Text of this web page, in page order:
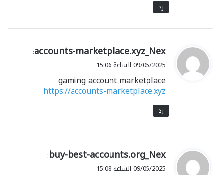
رد
ي
ق
ل
accounts-marketplace.xyz_Nex
:
09/05/2025 الساعة 15:06
gaming account marketplace
https://accounts-marketplace.xyz
رد
ي
ق
buy-best-accounts.org_Nex
:
09/05/2025 الساعة 15:08